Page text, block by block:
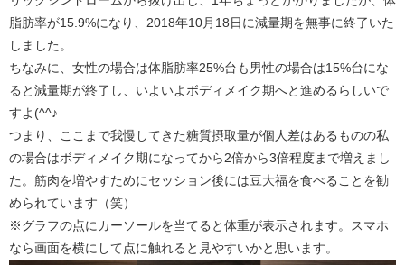
脂肪率が15.9%になり、2018年10月18日に減量期を無事に終了いた
しました。
ちなみに、女性の場合は体脂肪率25%台も男性の場合は15%台にな
ると減量期が終了し、いよいよボディメイク期へと進めるらしいで
すよ(^^♪
つまり、ここまで我慢してきた糖質摂取量が個人差はあるものの私
の場合はボディメイク期になってから2倍から3倍程度まで増えまし
た。筋肉を増やすためにセッション後には豆大福を食べることを勧
められています（笑）
※グラフの点にカーソールを当てると体重が表示されます。スマホ
なら画面を横にして点に触れると見やすいかと思います。